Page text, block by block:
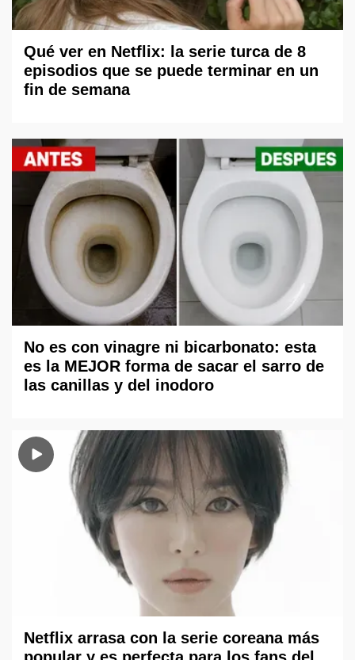
Qué ver en Netflix: la serie turca de 8
episodios que se puede terminar en un
fin de semana
No es con vinagre ni bicarbonato: esta
es la MEJOR forma de sacar el sarro de
las canillas y del inodoro
Netflix arrasa con la serie coreana más